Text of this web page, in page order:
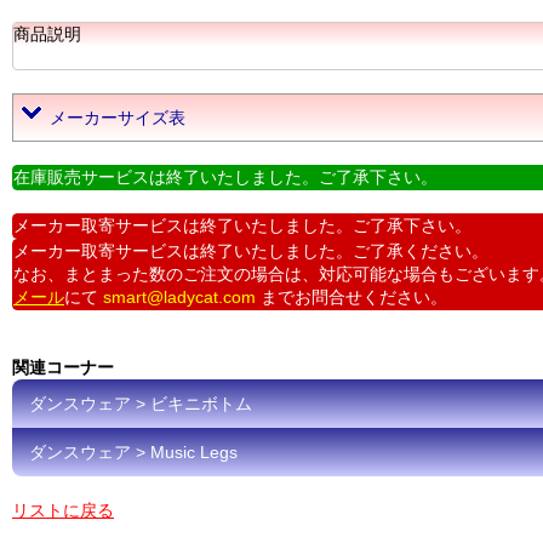
商品説明
メーカーサイズ表
在庫販売サービスは終了いたしました。ご了承下さい。
メーカー取寄サービスは終了いたしました。ご了承下さい。
メーカー取寄サービスは終了いたしました。ご了承ください。
なお、まとまった数のご注文の場合は、対応可能な場合もございます
メールにて smart@ladycat.com までお問合せください。
関連コーナー
ダンスウェア > ビキニボトム
ダンスウェア > Music Legs
リストに戻る